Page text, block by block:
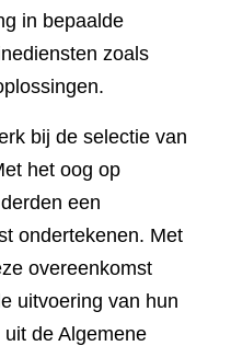
in bepaalde
zoals
bij de selectie van
het oog op
een
ondertekenen. Met
overeenkomst
uitvoering van hun
de Algemene